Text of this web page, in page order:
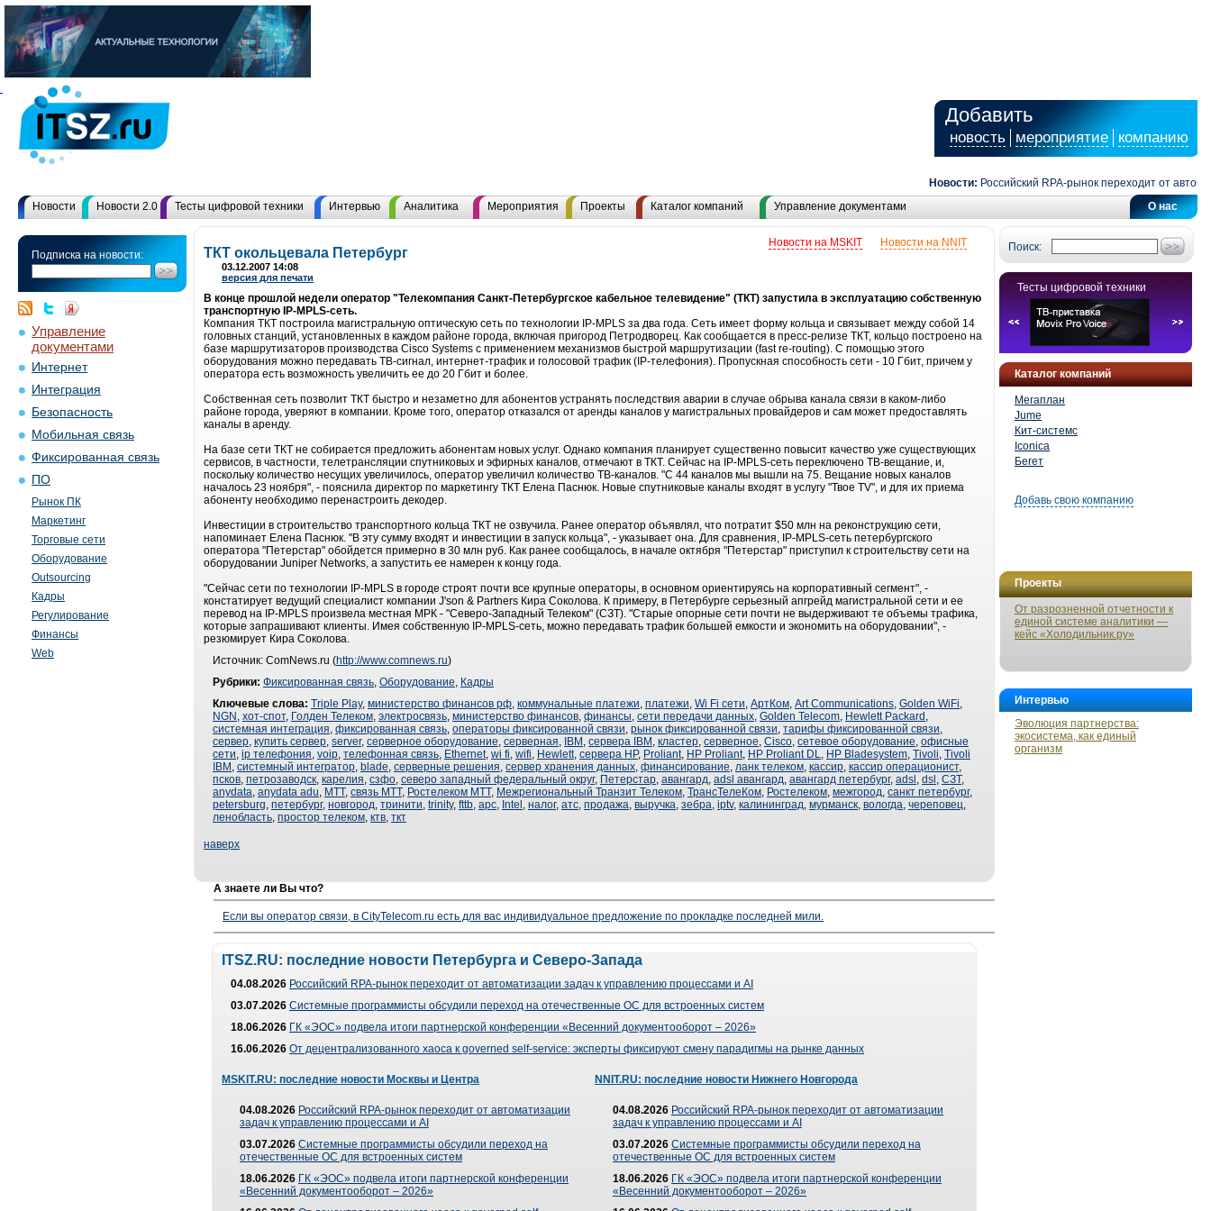
Добавить
новость мероприятие компанию
Новости: Российский RPA-рынок переходит от
О нас
Новости Новости 2.0 Тесты цифровой техники Интервью Аналитика Мероприятия Проекты Каталог компаний Управление документами
Подписка на новости:
Управление
документами
Интернет
Интеграция
Безопасность
Мобильная связь
Фиксированная связь
ПО
Рынок ПК
Маркетинг
Торговые сети
Оборудование
Outsourcing
Кадры
Регулирование
Финансы
Web
Поиск:
Тесты цифровой техники
Каталог компаний
Мегаплан
Jume
Кит-системс
Iconica
Бегет
Добавь свою компанию
Проекты
От разрозненной отчетности к
единой системе аналитики —
кейс «Холодильник.ру»
Интервью
Эволюция партнерства:
экосистема, как единый
организм
Новости на NNIT
Новости на MSKIT
ТКТ окольцевала Петербург
03.12.2007 14:08
версия для печати
В конце прошлой недели оператор "Телекомпания Санкт-Петербургское кабельное телевидение" (ТКТ) запустила в эксплуатацию собственную
транспортную IP-MPLS-сеть.
Компания ТКТ построила магистральную оптическую сеть по технологии IP-MPLS за два года. Сеть имеет форму кольца и связывает между собой 14
головных станций, установленных в каждом районе города, включая пригород Петродворец. Как сообщается в пресс-релизе ТКТ, кольцо построено на
базе маршрутизаторов производства Cisco Systems с применением механизмов быстрой маршрутизации (fast re-routing). С помощью этого
оборудования можно передавать ТВ-сигнал, интернет-трафик и голосовой трафик (IP-телефония). Пропускная способность сети - 10 Гбит, причем у
оператора есть возможность увеличить ее до 20 Гбит и более.
Собственная сеть позволит ТКТ быстро и незаметно для абонентов устранять последствия аварии в случае обрыва канала связи в каком-либо
районе города, уверяют в компании. Кроме того, оператор отказался от аренды каналов у магистральных провайдеров и сам может предоставлять
каналы в аренду.
На базе сети ТКТ не собирается предложить абонентам новых услуг. Однако компания планирует существенно повысит качество уже существующих
сервисов, в частности, телетрансляции спутниковых и эфирных каналов, отмечают в ТКТ. Сейчас на IP-MPLS-сеть переключено ТВ-вещание, и,
поскольку количество несущих увеличилось, оператор увеличил количество ТВ-каналов. "С 44 каналов мы вышли на 75. Вещание новых каналов
началось 23 ноября", - пояснила директор по маркетингу ТКТ Елена Паснюк. Новые спутниковые каналы входят в услугу "Твое TV", и для их приема
абоненту необходимо перенастроить декодер.
Инвестиции в строительство транспортного кольца ТКТ не озвучила. Ранее оператор объявлял, что потратит $50 млн на реконструкцию сети,
напоминает Елена Паснюк. "В эту сумму входят и инвестиции в запуск кольца", - указывает она. Для сравнения, IP-MPLS-сеть петербургского
оператора "Петерстар" обойдется примерно в 30 млн руб. Как ранее сообщалось, в начале октября "Петерстар" приступил к строительству сети на
оборудовании Juniper Networks, а запустить ее намерен к концу года.
"Сейчас сети по технологии IP-MPLS в городе строят почти все крупные операторы, в основном ориентируясь на корпоративный сегмент", -
констатирует ведущий специалист компании J'son & Partners Кира Соколова. К примеру, в Петербурге серьезный апгрейд магистральной сети и ее
перевод на IP-MPLS произвела местная МРК - "Северо-Западный Телеком" (СЗТ). "Старые опорные сети почти не выдерживают те объемы трафика,
которые запрашивают клиенты. Имея собственную IP-MPLS-сеть, можно передавать трафик большей емкости и экономить на оборудовании", -
резюмирует Кира Соколова.
Источник: ComNews.ru (http://www.comnews.ru)
Рубрики: Фиксированная связь, Оборудование, Кадры
Ключевые слова: Triple Play, министерство финансов рф, коммунальные платежи, платежи, Wi Fi сети, АртКом, Art Communications, Golden WiFi,
NGN , хот-спот, Голден Телеком, электросвязь, министерство финансов, финансы, сети передачи данных, Golden Telecom, Hewlett Packard ,
системная интеграция, фиксированная связь, операторы фиксированной связи, рынок фиксированной связи, тарифы фиксированной связи,
сервер, купить сервер, server, серверное оборудование, серверная, IBM , сервера IBM , кластер, серверное, Cisco, сетевое оборудование, офисные
сети, ip телефония, voip, телефонная связь, Ethernet, wi fi, wifi, Hewlett, сервера HP, Proliant, HP Proliant, HP Proliant DL, HP Bladesystem, Tivoli, Tivoli
IBM , системный интегратор, blade, серверные решения, сервер хранения данных, финансирование, ланк телеком, кассир, кассир операционист,
псков, петрозаводск, карелия, сзфо, северо западный федеральный округ, Петерстар, авангард, adsl авангард, авангард петербург, adsl , dsl , СЗТ,
anydata, anydata adu, МТТ, связь МТТ, Ростелеком МТТ, Межрегиональный Транзит Телеком, ТрансТелеКом, Ростелеком, межгород, санкт петербург,
petersburg, петербург, новгород, тринити, trinity, fttb, apc, Intel , налог, атс, продажа, выручка, зебра, iptv, калининград, мурманск, вологда, череповец,
ленобласть, простор телеком, ктв, ткт
наверх
А знаете ли Вы что?
Если вы оператор связи, в CityTelecom.ru есть для вас индивидуальное предложение по прокладке последней мили.
ITSZ.RU: последние новости Петербурга и Северо-Запада
04.08.2026 Российский RPA-рынок переходит от автоматизации задач к управлению процессами и AI
03.07.2026 Системные программисты обсудили переход на отечественные ОС для встроенных систем
18.06.2026 ГК «ЭОС» подвела итоги партнерской конференции «Весенний документооборот – 2026»
16.06.2026 От децентрализованного хаоса к governed self-service: эксперты фиксируют смену парадигмы на рынке данных
MSKIT.RU: последние новости Москвы и Центра
04.08.2026 Российский RPA-рынок переходит от автоматизации
задач к управлению процессами и AI
03.07.2026 Системные программисты обсудили переход на
отечественные ОС для встроенных систем
18.06.2026 ГК «ЭОС» подвела итоги партнерской конференции
«Весенний документооборот – 2026»
NNIT.RU: последние новости Нижнего Новгорода
04.08.2026 Российский RPA-рынок переходит от автоматизации
задач к управлению процессами и AI
03.07.2026 Системные программисты обсудили переход на
отечественные ОС для встроенных систем
18.06.2026 ГК «ЭОС» подвела итоги партнерской конференции
«Весенний документооборот – 2026»